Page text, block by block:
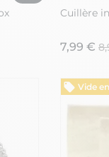
Cuillère
7,99 €
Vide